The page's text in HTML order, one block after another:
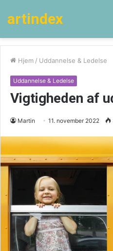
artindex
Hjem / Uddannelse & Ledelse
Uddannelse & Ledelse
Vigtigheden af
Martin 11. november 2022